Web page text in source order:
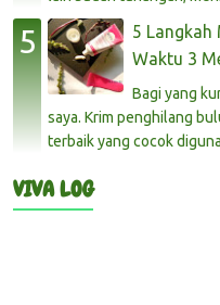
5 Langkah
Waktu 3
Bagi yang
saya. Krim penghilang
terbaik yang cocok
VIVA LOG